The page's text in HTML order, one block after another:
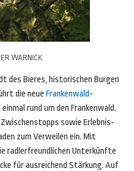
WARNICK
des Bieres, historischen Burgen
die neue Frankenwald-
rund um den Frankenwald.
sowie Erlebnis-
zum Verweilen ein. Mit
radlerfreundlichen Unterkünfte
für ausreichend Stärkung. Auf